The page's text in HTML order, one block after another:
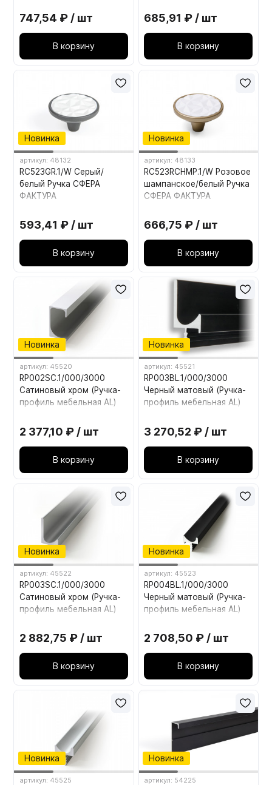
747,54 ₽ / шт
В корзину
685,91 ₽ / шт
В корзину
Новинка
артикул: 48132
RC523GR.1/W Серый/
белый Ручка СФЕРА
ФАКТУРА
593,41 ₽ / шт
В корзину
Новинка
артикул: 48133
RC523RCHMP.1/W Розовое
шампанское/белый Ручка
СФЕРА ФАКТУРА
666,75 ₽ / шт
В корзину
Новинка
артикул: 45520
RP002SC.1/000/3000
Сатиновый хром (Ручка-
профиль мебельная AL)
2 377,10 ₽ / шт
В корзину
Новинка
артикул: 45521
RP003BL.1/000/3000
Черный матовый (Ручка-
профиль мебельная AL)
3 270,52 ₽ / шт
В корзину
Новинка
артикул: 45522
RP003SC.1/000/3000
Сатиновый хром (Ручка-
профиль мебельная AL)
2 882,75 ₽ / шт
В корзину
Новинка
артикул: 45523
RP004BL.1/000/3000
Черный матовый (Ручка-
профиль мебельная AL)
2 708,50 ₽ / шт
В корзину
Новинка
артикул: 45525
Новинка
артикул: 54225